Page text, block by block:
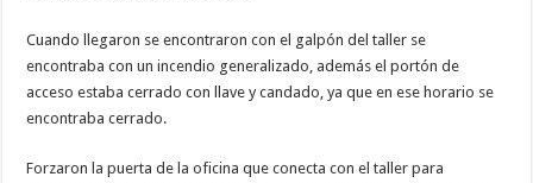
Cuando llegaron se encontraron con el galpón del taller se
encontraba con un incendio generalizado, además el portón de
acceso estaba cerrado con llave y candado, ya que en ese horario se
encontraba cerrado.
Forzaron la puerta de la oficina que conecta con el taller para